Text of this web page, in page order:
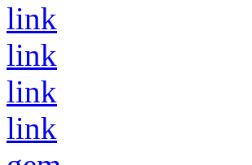
link
link
link
link